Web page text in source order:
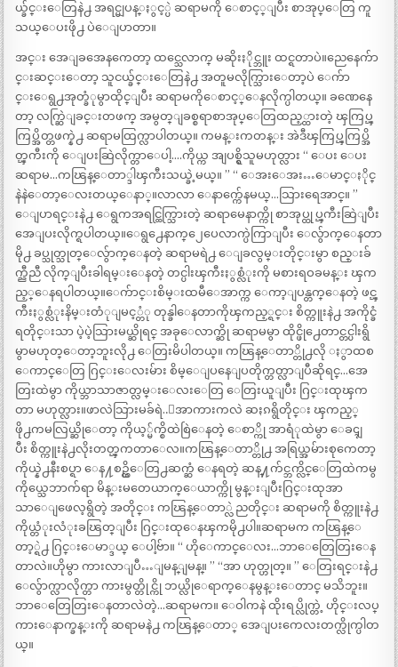
ယ္ခ်င္းေတြနဲ႕ အရင္မျပန္ႏွင့္ပဲ ဆရာမကို ေစာင့္ျပီး စာအုပ္ေတြ ကူ
သယ္ေပးဖို႕ ပဲေျပာတာ။
အင္း အေျခအေနကေတာ့ ထင္သေလာက္ မဆိုးႏိုင္ဘူး ထင္ရတာပဲ။ညေနေက်ာ
င္းဆင္းေတာ့ သူငယ္ခ်င္းေတြနဲ႕ အတူမလိုက္သြားေတာ့ပဲ ေက်ာ
င္းေရွ႕အုတ္ခံုမွာထိုင္ျပီး ဆရာမကိုေစာင့္ေနလိုက္ပါတယ္။ ခဏေနေ
တာ့ လက္ဆြဲျခင္းတဖက္ အမွတ္ျခစ္စရာစာအုပ္ေတြထည့္ထားတဲ့ ၾကြပ္ၾ
ကြပ္အိတ္တဖက္နဲ႕ ဆရာမထြက္လာပါတယ္။ ကမန္းကတန္း အဲဒီၾကြပ္ၾကြပ္အိ
တ္ၾကီးကို ေျပးဆြဲလိုက္တာေပါ့….ကိုယ္က အျပစ္ရွိသူမဟုတ္လား “ ေပး ေပး
ဆရာမ…ကၽြန္ေတာ္ဒါၾကီးသယ္ခဲ့မယ္။ ” “ ေအးေအး…ေမာင္ႏိုင္
နဲနဲေတာ့ေလးတယ္ေနာ္။လာလာ ေနာက္က်ေနမယ္…သြားရေအာင္။ ”
ေျပာရင္းနဲ႕ ေရွကအရင္ထြက္သြားတဲ့ ဆရာမေနာက္ကို စာအုပ္ထုပ္ၾကီးဆြဲျပီး
အေျပးလိုက္ရပါတယ္။ေရွ႕ေနာက္၂ေပေလာက္ပဲကြာျပီး ေလွ်ာက္ေနတာ
မို႕ ခပ္သုတ္သုတ္ေလွ်ာက္ေနတဲ့ ဆရာမရဲ႕ ေျခလွမ္းတိုင္းမွာ စည္းခ်
က္ညီညီ လိုက္ျပီးခါရမ္းေနတဲ့ တင္ပါးၾကီးႏွစ္လံုးကို မစားရဝခမန္း ၾက
ည့္ေနရပါတယ္။ေက်ာင္းစိမ္းထမီေအာက္က ေကာ့ျပန္တက္ေနတဲ့ ဖင္ၾ
ကီးႏွစ္လံုးနိမ္းတံုျမင့္တံု တုန္ခါေနတာကိုၾကည့္ရင္း စိတ္ကူးနဲ႕ အကိုင္ခံ
ရတိုင္းသာ ပဲ့ပဲ့သြားမယ္ဆိုရင္ အခုေလာက္ဆို ဆရာမမွာ ထိုင္ဖို႕ေတာင္တင္ပါးရွိ
မွာမဟုတ္ေတာ့ဘူးလို႕ ေတြးမိပါတယ္။ ကၽြန္ေတာ္တို႕လို ႏွာထစ
ေကာင္ေတြ ဂြင္းေလးမ်ား စိမ္ေျပနေျပတိုက္တတ္လာျပီဆိုရင္…အေ
တြးထဲမွာ ကိုယ္ဘာသာဇာတ္လမ္းေလးေတြ ေတြးယူျပီး ဂြင္းထုၾက
တာ မဟုတ္လား။ဖာလဲသြားမခ်ရဲ..ေအာကားကလဲ ဆႏၵရွိတိုင္း ၾကည့္
ဖို႕ကမလြယ္ဆိုေတာ့ ကိုယ့္မ်က္စိထဲစြဲေနတဲ့ ေစာ္ကို အာရံုထဲမွာ ေခၚျ
ပီး စိတ္ကူးနဲ႕လိုးတတ္ၾကတာေလ။ကၽြန္ေတာ္တို႕ အရြယ္အမ်ားစုကေတာ့
ကိုယ္နဲ႕နီးစပ္ရာ ေန႔စဥ္ထိေတြ႕ဆက္ဆံ ေနရတဲ့ ဆန္႔က်င္ဘက္လိင္ေတြထဲကမွ
ကိုယ္သေဘာက်ရာ မိန္းမတေယာက္ေယာက္ကို မွန္းျပီးဂြင္းထုအာ
သာေျဖေလ့ရွိတဲ့ အတိုင္း ကၽြန္ေတာ္လဲ ညတိုင္း ဆရာမကို စိတ္ကူးနဲ႕
ကိုယ္တံုးလံုးခၽြတ္ျပီး ဂြင္းထုေနၾကမို႕ပါ။ဆရာမက ကၽြန္ေ
တာ့္ရဲ႕ ဂြင္းေမာ္ဒယ္ ေပါ့ဗ်ာ။ “ ဟိုေကာင္ေလး…ဘာေတြေတြးေန
တာလဲ။ဟိုမွာ ကားလာျပီ…ျမန္ျမန္။ ” “အာ ဟုတ္ဟုတ္။ ” ေတြးရင္းနဲ႕
ေလွ်ာက္လာလိုက္တာ ကားမွတ္တိုင္ကို ဘယ္လိုေရာက္ေနမွန္းေတာင္ မသိဘူး။
ဘာေတြေတြးေနတာလဲတဲ့…ဆရာမက။ ေဝါကနဲ ထိုးရပ္လိုက္တဲ့ ဟိုင္းလပ္
ကားေနာက္ခန္းကို ဆရာမနဲ႕ ကၽြန္ေတာ္ အေျပးကေလးတက္လိုက္ပါတ
ယ္။